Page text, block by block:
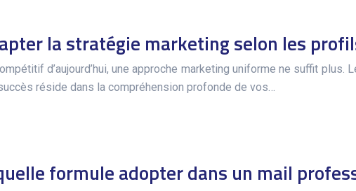
la stratégie marketing selon les
d’aujourd’hui, une approche marketing uniforme ne suffit
réside dans la compréhension profonde de vos…
formule adopter dans un mail